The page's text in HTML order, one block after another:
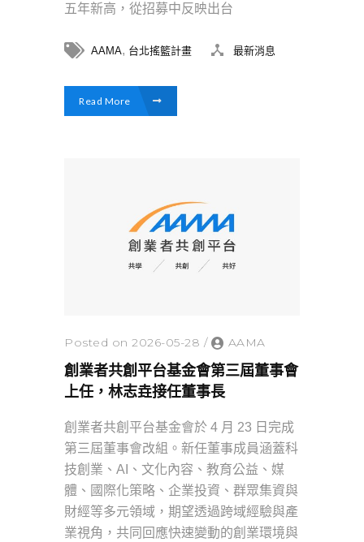
五年新高，從招募中反映出台
AAMA, 台北搖籃計畫 最新消息
Read More
Posted on 2026-05-28 / AAMA
創業者共創平台基金會第三屆董事會
上任，林志垚接任董事長
創業者共創平台基金會於 4 月 23 日完成
第三屆董事會改組。新任董事成員涵蓋科
技創業、AI、文化內容、教育公益、媒
體、國際化策略、企業投資、群眾集資與
財經等多元領域，期望透過跨域經驗與產
業視角，共同回應快速變動的創業環境與